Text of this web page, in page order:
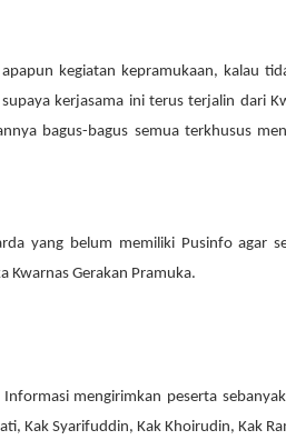
kegiatan kepramukaan, kalau
kerjasama ini terus terjalin dari K
bagus-bagus semua terkhusus
yang belum memiliki Pusinfo agar
Kwarnas Gerakan Pramuka.
Informasi mengirimkan peserta
Kak Syarifuddin, Kak Khoirudin, Kak